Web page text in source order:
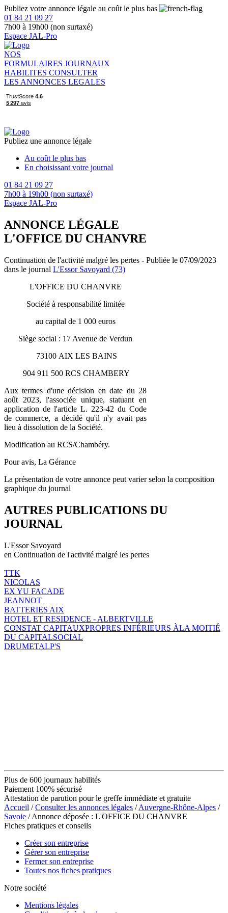
Publiez votre annonce légale au coût le plus bas
01 84 21 09 27
7h00 à 19h00 (non surtaxé)
Espace JAL-Pro
NOS
FORMULAIRES JOURNAUX
HABILITES CONSULTER
LES ANNONCES LEGALES
Publiez une annonce légale
Au coût le plus bas
En choisissant votre journal
01 84 21 09 27
7h00 à 19h00 (non surtaxé)
Espace JAL-Pro
ANNONCE LÉGALE
L'OFFICE DU CHANVRE
Continuation de l'activité malgré les pertes - Publiée le 07/09/2023
dans le journal L'Essor Savoyard (73)
L'OFFICE DU CHANVRE
Société à responsabilité limitée
au capital de 1 000 euros
Siège social : 17 Avenue de Verdun
73100 AIX LES BAINS
904 911 500 RCS CHAMBERY
Aux termes d'une décision en date du 28
août 2023, l'associée unique, statuant en
application de l'article L. 223-42 du Code
de commerce, a décidé qu'il n'y avait pas
lieu à dissolution de la Société.
Modification au RCS/Chambéry.
Pour avis, La Gérance
La présentation de votre annonce peut varier selon la composition
graphique du journal
AUTRES PUBLICATIONS DU
JOURNAL
L'Essor Savoyard
en Continuation de l'activité malgré les pertes
TTK
NICOLAS
EX YU FACADE
JEANNOT
BATTERIES AIX
HOTEL ET RESIDENCE - ALBERTVILLE
CONSTAT CAPITAUXPROPRES INFÉRIEURS ÀLA MOITIÉ
DU CAPITALSOCIAL
DRUMETALP'S
Plus de 600 journaux habilités
Paiement 100% sécurisé
Attestation de parution pour le greffe immédiate et gratuite
Accueil /Consulter les annonces légales /Auvergne-Rhône-Alpes /
Savoie / Annonce déposée : L'OFFICE DU CHANVRE
Fiches pratiques et conseils
Créer son entreprise
Gérer son entreprise
Fermer son entreprise
Toutes nos fiches pratiques
Notre société
Mentions légales